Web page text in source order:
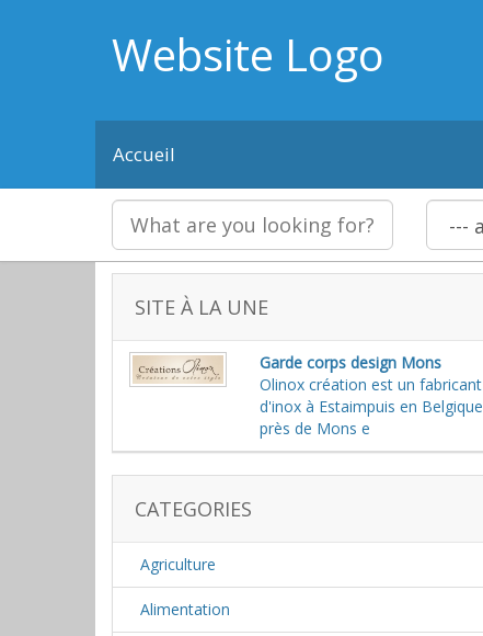
Website Logo
Accueil
SITE À LA UNE
Garde corps design Mons
Olinox création est un fabricant
d'inox à Estaimpuis en Belgique
près de Mons e
CATEGORIES
Agriculture
Alimentation